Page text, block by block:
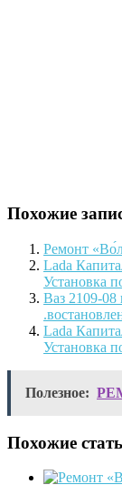
Похожие
Ремонт
Lada
Установка
Ваз 2109-08
Lada
Установка
Полезное:
Похожие